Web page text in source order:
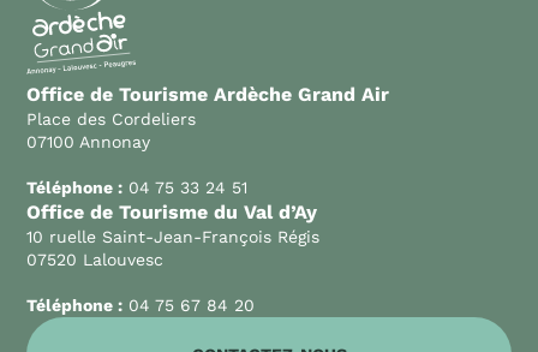
Office de Tourisme Ardèche Grand Air
Place des Cordeliers
07100 Annonay
Téléphone : 04 75 33 24 51
Office de Tourisme du Val d’Ay
10 ruelle Saint-Jean-François Régis
07520 Lalouvesc
Téléphone : 04 75 67 84 20